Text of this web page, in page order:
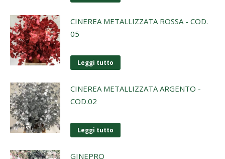
CINEREA METALLIZZATA ROSSA - COD.
05
Leggi tutto
CINEREA METALLIZZATA ARGENTO -
COD.02
Leggi tutto
GINEPRO